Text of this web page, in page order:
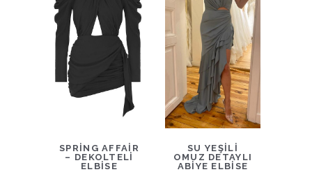
SPRING AFFAIR
– DEKOLTELI
ELBISE
SU YEŞILI
OMUZ DETAYLI
ABIYE ELBISE